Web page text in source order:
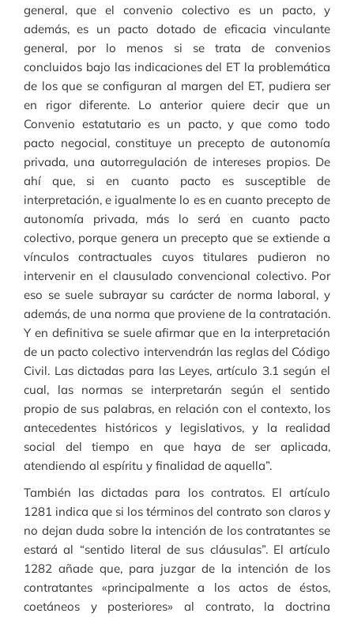
general, que el convenio colectivo es un pacto, y
además, es un pacto dotado de eficacia vinculante
general, por lo menos si se trata de convenios
concluidos bajo las indicaciones del ET la problemática
de los que se configuran al margen del ET, pudiera ser
en rigor diferente. Lo anterior quiere decir que un
Convenio estatutario es un pacto, y que como todo
pacto negocial, constituye un precepto de autonomía
privada, una autorregulación de intereses propios. De
ahí que, si en cuanto pacto es susceptible de
interpretación, e igualmente lo es en cuanto precepto de
autonomía privada, más lo será en cuanto pacto
colectivo, porque genera un precepto que se extiende a
vínculos contractuales cuyos titulares pudieron no
intervenir en el clausulado convencional colectivo. Por
eso se suele subrayar su carácter de norma laboral, y
además, de una norma que proviene de la contratación.
Y en definitiva se suele afirmar que en la interpretación
de un pacto colectivo intervendrán las reglas del Código
Civil. Las dictadas para las Leyes, artículo 3.1 según el
cual, las normas se interpretarán según el sentido
propio de sus palabras, en relación con el contexto, los
antecedentes históricos y legislativos, y la realidad
social del tiempo en que haya de ser aplicada,
atendiendo al espíritu y finalidad de aquella”.
También las dictadas para los contratos. El artículo
1281 indica que si los términos del contrato son claros y
no dejan duda sobre la intención de los contratantes se
estará al “sentido literal de sus cláusulas”. El artículo
1282 añade que, para juzgar de la intención de los
contratantes «principalmente a los actos de éstos,
coetáneos y posteriores» al contrato, la doctrina